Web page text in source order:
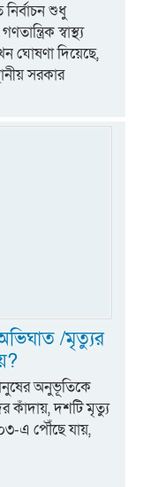
শুধু
স্বাস্থ্য
ঘোষণা দিয়েছে,
সরকার
/মৃত্যুর
অনুভূতিকে
কাঁদায়, দশটি মৃত্যু
এ পৌঁছে যায়,